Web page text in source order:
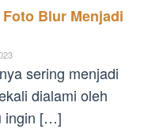
Blur Menjadi
sering menjadi
dialami oleh
ingin […]